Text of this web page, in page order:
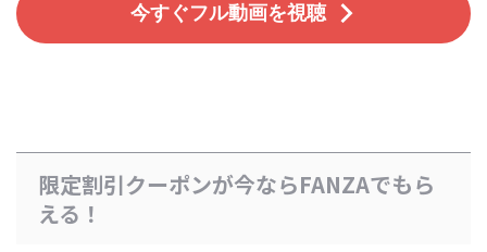
今すぐフル動画を視聴
限定割引クーポンが今ならFANZAでもら
える！